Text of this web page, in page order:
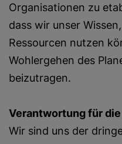
Organisationen zu
dass wir unser
Ressourcen nutzen
Wohlergehen des
beizutragen.
Verantwortung für
Wir sind uns der